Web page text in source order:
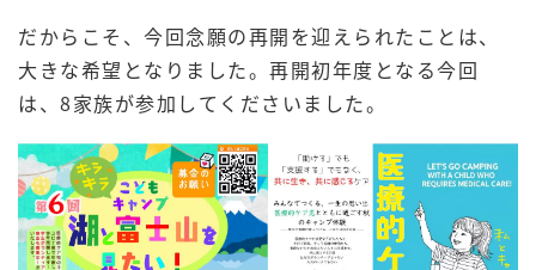
だからこそ、今回念願の再開を迎えられたことは、
大きな希望となりました。再開初年度となる今回
は、8家族が参加してくださいました。